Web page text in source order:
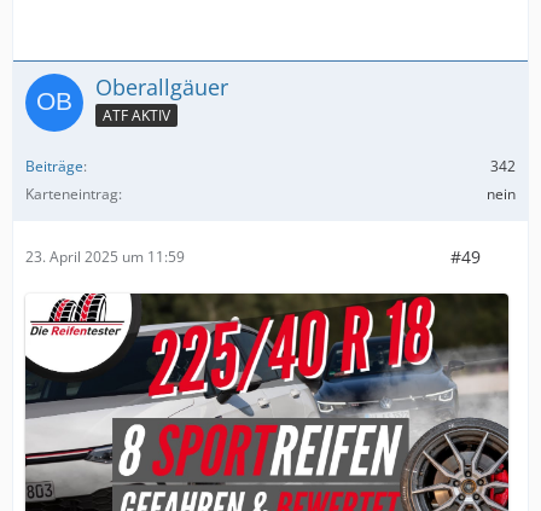
Oberallgäuer
ATF AKTIV
Beiträge
342
Karteneintrag
nein
23. April 2025 um 11:59 #49